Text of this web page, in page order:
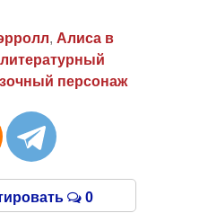
, Алиса в
литературный
персонаж
0